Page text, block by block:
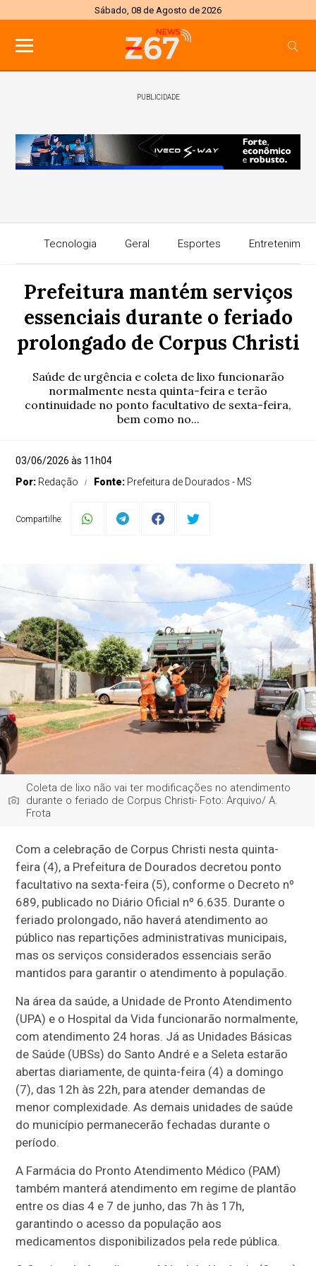
Sábado, 08 de Agosto de 2026
PUBLICIDADE
Tecnologia Geral Esportes
Prefeitura mantém serviços
essenciais durante o feriado
prolongado de Corpus Christi
Saúde de urgência e coleta de lixo funcionarão
normalmente nesta quinta-feira e terão
continuidade no ponto facultativo de sexta-feira,
bem como no...
03/06/2026 às 11h04
Por: Redação Fonte: Prefeitura de Dourados - MS
Compartilhe:
Coleta de lixo não vai ter modificações no atendimento
durante o feriado de Corpus Christi- Foto: Arquivo/ A.
Frota
Com a celebração de Corpus Christi nesta quinta-
feira (4), a Prefeitura de Dourados decretou ponto
facultativo na sexta-feira (5), conforme o Decreto nº
689, publicado no Diário Oficial nº 6.635. Durante o
feriado prolongado, não haverá atendimento ao
público nas repartições administrativas municipais,
mas os serviços considerados essenciais serão
mantidos para garantir o atendimento à população.
Na área da saúde, a Unidade de Pronto Atendimento
(UPA) e o Hospital da Vida funcionarão normalmente,
com atendimento 24 horas. Já as Unidades Básicas
de Saúde (UBSs) do Santo André e a Seleta estarão
abertas diariamente, de quinta-feira (4) a domingo
(7), das 12h às 22h, para atender demandas de
menor complexidade. As demais unidades de saúde
do município permanecerão fechadas durante o
período.
A Farmácia do Pronto Atendimento Médico (PAM)
também manterá atendimento em regime de plantão
entre os dias 4 e 7 de junho, das 7h às 17h,
garantindo o acesso da população aos
medicamentos disponibilizados pela rede pública.